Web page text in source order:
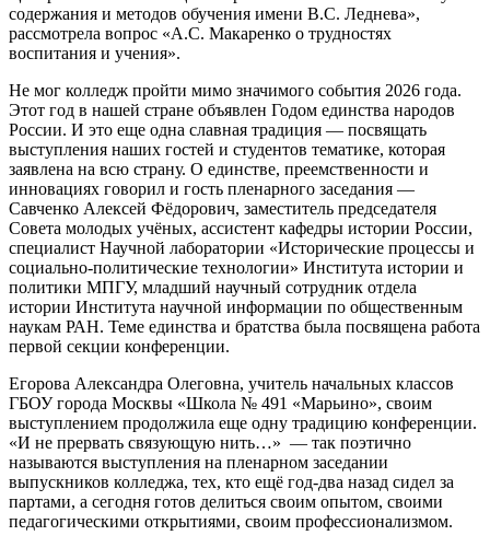
содержания и методов обучения имени В.С. Леднева»,
рассмотрела вопрос «А.С. Макаренко о трудностях
воспитания и учения».
Не мог колледж пройти мимо значимого события 2026 года.
Этот год в нашей стране объявлен Годом единства народов
России. И это еще одна славная традиция — посвящать
выступления наших гостей и студентов тематике, которая
заявлена на всю страну. О единстве, преемственности и
инновациях говорил и гость пленарного заседания —
Савченко Алексей Фёдорович, заместитель председателя
Совета молодых учёных, ассистент кафедры истории России,
специалист Научной лаборатории «Исторические процессы и
социально-политические технологии» Института истории и
политики МПГУ, младший научный сотрудник отдела
истории Института научной информации по общественным
наукам РАН. Теме единства и братства была посвящена работа
первой секции конференции.
Егорова Александра Олеговна, учитель начальных классов
ГБОУ города Москвы «Школа № 491 «Марьино», своим
выступлением продолжила еще одну традицию конференции.
«И не прервать связующую нить…» — так поэтично
называются выступления на пленарном заседании
выпускников колледжа, тех, кто ещё год-два назад сидел за
партами, а сегодня готов делиться своим опытом, своими
педагогическими открытиями, своим профессионализмом.